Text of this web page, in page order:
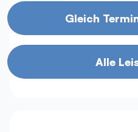
Gleich
Alle